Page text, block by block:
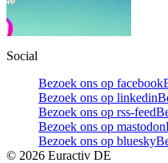
Social
Bezoek ons op facebook
Bezoek ons op linkedin
Bezoek ons op rss-feed
Bezoek ons op mastodon
Bezoek ons op bluesky
© 2026 Euractiv DE